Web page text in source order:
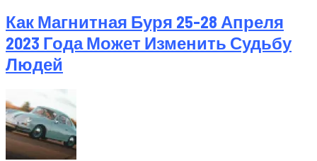
Как Магнитная Буря 25-28 Апреля
2023 Года Может Изменить Судьбу
Людей